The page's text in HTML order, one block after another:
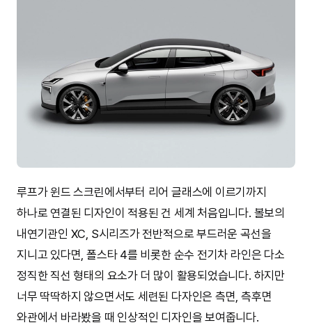
루프가 윈드 스크린에서부터 리어 글래스에 이르기까지
하나로 연결된 디자인이 적용된 건 세계 처음입니다. 볼보의
내연기관인 XC, S시리즈가 전반적으로 부드러운 곡선을
지니고 있다면, 폴스타 4를 비롯한 순수 전기차 라인은 다소
정직한 직선 형태의 요소가 더 많이 활용되었습니다. 하지만
너무 딱딱하지 않으면서도 세련된 다자인은 측면, 측후면
와관에서 바라봤을 때 인상적인 디자인을 보여줍니다.